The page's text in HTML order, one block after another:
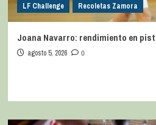
LF Challenge Recoletas Zamora
Joana Navarro: rendimiento en
agosto 5, 2026 0